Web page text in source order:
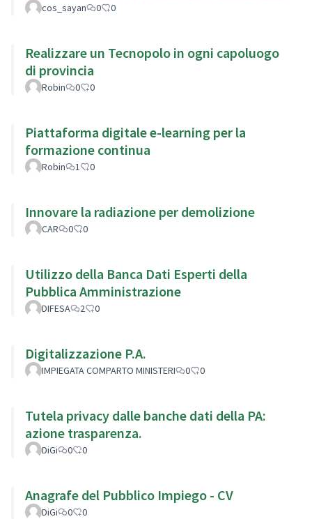
cos_sayan 0 0
Realizzare un Tecnopolo in ogni capoluogo
di provincia
Robin 0 0
Piattaforma digitale e-learning per la
formazione continua
Robin 1 0
Innovare la radiazione per demolizione
CAR 0 0
Utilizzo della Banca Dati Esperti della
Pubblica Amministrazione
DIFESA 2 0
Digitalizzazione P.A.
IMPIEGATA COMPARTO MINISTERI 0 0
Tutela privacy dalle banche dati della PA:
azione trasparenza.
DiGi 0 0
Anagrafe del Pubblico Impiego - CV
DiGi 0 0